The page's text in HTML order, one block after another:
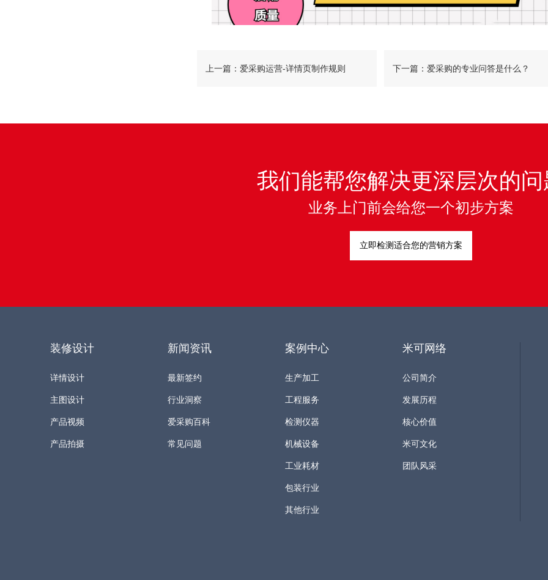
上一篇：爱采购运营-详情页制作规则 下一篇：爱采购的专业问答是什么？
我们能帮您解决更深层次的问
业务上门前会给您一个初步方案
立即检测适合您的营销方案
装修设计
详情设计
主图设计
产品视频
产品拍摄
新闻资讯
最新签约
行业洞察
爱采购百科
常见问题
案例中心
生产加工
工程服务
检测仪器
机械设备
工业耗材
包装行业
其他行业
米可网络
公司简介
发展历程
核心价值
米可文化
团队风采